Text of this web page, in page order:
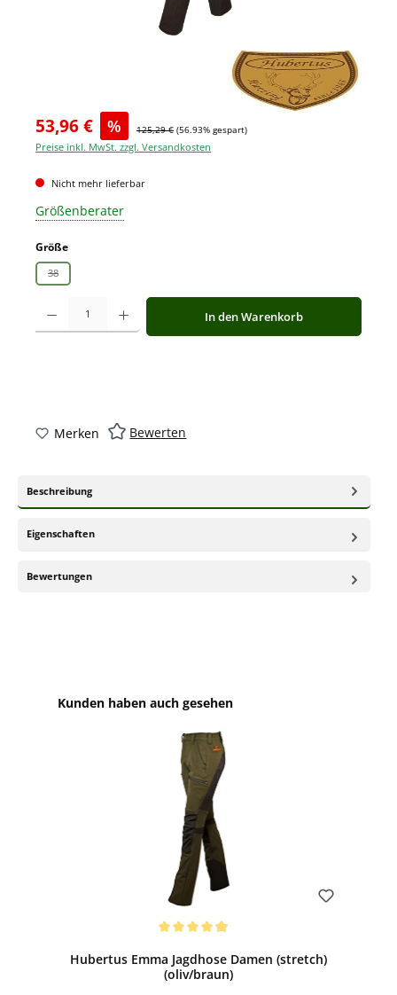
53,96 € % 125,29 € (56.93% gespart)
Preise inkl. MwSt. zzgl. Versandkosten
Nicht mehr lieferbar
Größenberater
Größeauswählen
38
(Diese Option ist zurzeit nicht verfügbar.)
Produkt Anzahl: Gib den gewünschten Wert ein oder benutze die
In den Warenkorb
Merken Bewerten
Beschreibung
Eigenschaften
Bewertungen
Produktgalerie überspringen
Kunden haben auch gesehen
Hubertus Emma Jagdhose Damen (stretch)
(oliv/braun)